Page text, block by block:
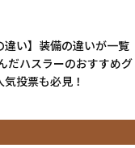
違い】装備の違いが一覧
だハスラーのおすすめグ
投票も必見！